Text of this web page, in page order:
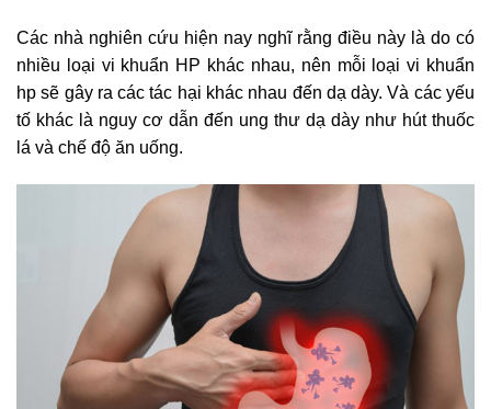
Các nhà nghiên cứu hiện nay nghĩ rằng điều này là do có
nhiều loại vi khuẩn HP khác nhau, nên mỗi loại vi khuẩn
hp sẽ gây ra các tác hại khác nhau đến dạ dày. Và các yếu
tố khác là nguy cơ dẫn đến ung thư dạ dày như hút thuốc
lá và chế độ ăn uống.